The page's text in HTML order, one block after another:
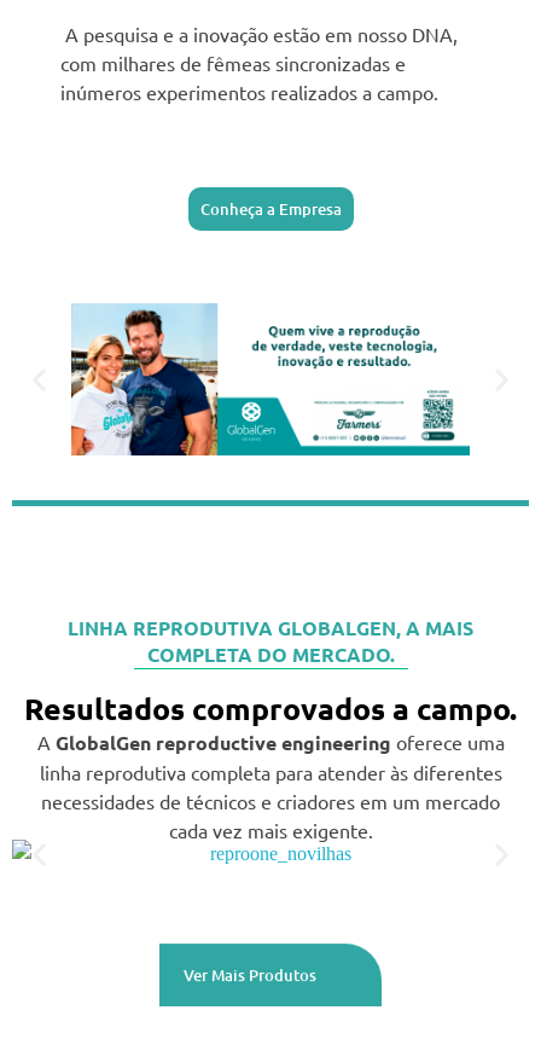
A pesquisa e a inovação estão em nosso DNA,
com milhares de fêmeas sincronizadas e
inúmeros experimentos realizados a campo.
Conheça a Empresa
LINHA REPRODUTIVA GLOBALGEN, A MAIS
COMPLETA DO MERCADO.
Resultados comprovados a campo.
A GlobalGen reproductive engineering oferece uma
linha reprodutiva completa para atender às diferentes
necessidades de técnicos e criadores em um mercado
cada vez mais exigente.
Ver Mais Produtos